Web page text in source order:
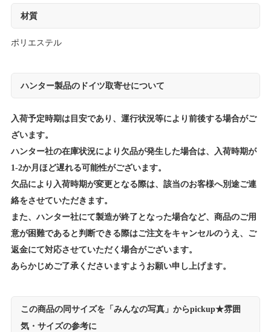
材質
ポリエステル
ハンター製品のドイツ取寄せについて
入荷予定時期は目安であり、運行状況等により前後する場合がご
ざいます。
ハンター社の在庫状況により欠品が発生した場合は、入荷時期が
1-2か月ほど遅れる可能性がございます。
欠品により入荷時期が変更となる際は、該当のお客様へ別途ご連
絡をさせていただきます。
また、ハンター社にて製造が終了となった場合など、商品のご用
意が困難であると判断できる際はご注文をキャンセルのうえ、ご
返金にて対応させていただく場合がございます。
あらかじめご了承くださいますようお願い申し上げます。
この商品の同サイズを「みんなの写真」からpickup★雰囲
気・サイズの参考に